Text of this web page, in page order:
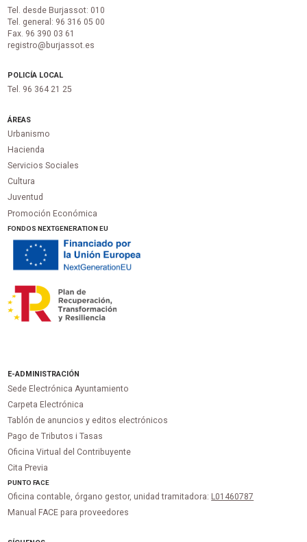
Tel. desde Burjassot: 010
Tel. general: 96 316 05 00
Fax. 96 390 03 61
registro@burjassot.es
POLICÍA LOCAL
Tel. 96 364 21 25
ÁREAS
Urbanismo
Hacienda
Servicios Sociales
Cultura
Juventud
Promoción Económica
FONDOS NEXTGENERATION EU
E-ADMINISTRACIÓN
Sede Electrónica Ayuntamiento
Carpeta Electrónica
Tablón de anuncios y editos electrónicos
Pago de Tributos i Tasas
Oficina Virtual del Contribuyente
Cita Previa
PUNTOFACE
Oficina contable, órgano gestor, unidad tramitadora: L01460787
Manual FACE para proveedores